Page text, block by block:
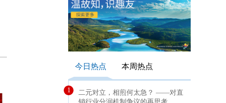
今日热点 本周热点
1
二元对立，相煎何太急？ ——对直